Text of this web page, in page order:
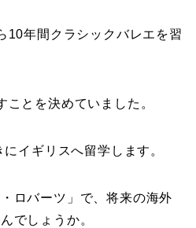
10年間クラシックバレエを習
とを決めていました。
イギリスへ留学します。
ロバーツ」で、将来の海外
でしょうか。